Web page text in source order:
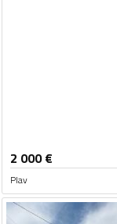
2 000€
Plav